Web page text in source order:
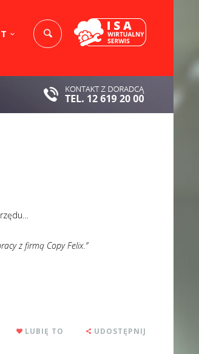
z firmą Copy Felix.”
LUBIĘ TO
UDOSTĘPNIJ